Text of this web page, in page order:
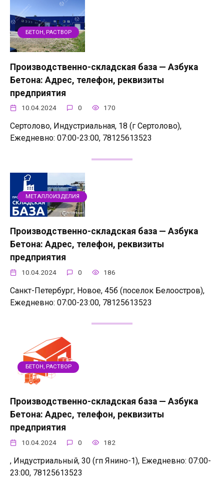
БЕТОН, РАСТВОР
Производственно-складская база — Азбука
Бетона: Адрес, телефон, реквизиты
предприятия
10.04.2024 0 170
Сертолово, Индустриальная, 18 (г Сертолово),
Ежедневно: 07:00-23:00, 78125613523
МЕТАЛЛОИЗДЕЛИЯ
Производственно-складская база — Азбука
Бетона: Адрес, телефон, реквизиты
предприятия
10.04.2024 0 186
Санкт-Петербург, Новое, 45б (поселок Белоостров),
Ежедневно: 07:00-23:00, 78125613523
БЕТОН, РАСТВОР
Производственно-складская база — Азбука
Бетона: Адрес, телефон, реквизиты
предприятия
10.04.2024 0 182
, Индустриальный, 30 (гп Янино-1), Ежедневно: 07:00-
23:00, 78125613523